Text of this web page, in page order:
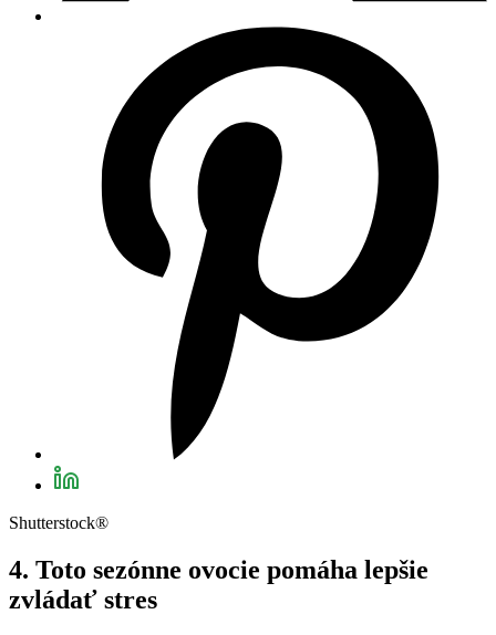
Shutterstock®
4. Toto sezónne ovocie pomáha lepšie
zvládať stres